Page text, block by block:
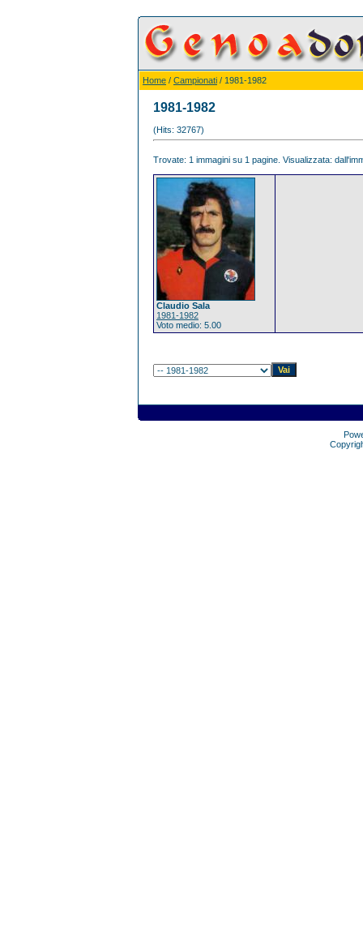
Home / Campionati / 1981-1982
1981-1982
(Hits: 32767)
Trovate: 1 immagini su 1 pagine. Visualizzata:
Claudio Sala
1981-1982
Voto medio: 5.00